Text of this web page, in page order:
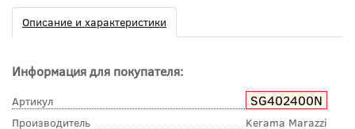
Описание и характеристики
Информация для покупателя:
Артикул SG402400N
Производитель
Kerama Marazzi